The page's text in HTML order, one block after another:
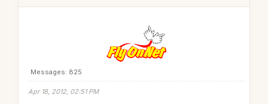
Messages: 825
Apr 18, 2012, 02:51 PM